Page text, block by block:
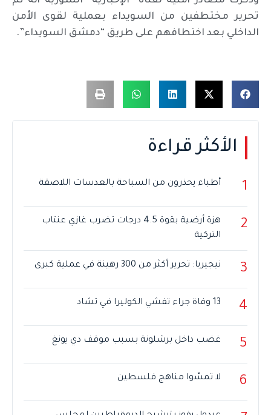
تحرير مختطفين من السويداء بعملية لقوى الأمن
الداخلي بعد اختطافهم على طريق “دمشق السويداء”.
الأكثر قراءة
1 أطباء يحذرون من السباحة بالعدسات اللاصقة
2
هزة أرضية بقوة 4.5 درجات تضرب غازي عنتاب
التركية
3 نيجيريا: تحرير أكثر من 300 رهينة في عملية كبرى
4 13 وفاة جراء تفشي الكوليرا في تشاد
5 غضب داخل برشلونة بسبب موقف دي يونغ
6 لا تمسّوا مناهج فلسطين